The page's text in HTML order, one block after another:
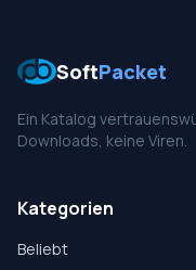
SoftPacket
Ein Katalog
Downloads, keine Viren.
Kategorien
Beliebt